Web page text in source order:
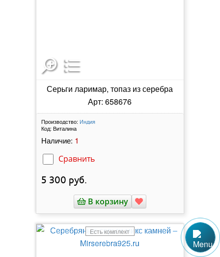
Серьги ларимар, топаз из серебра
Арт: 658676
Производство: Индия
Код: Виталина
Наличие: 1
Сравнить
5 300 руб.
В корзину
Есть комплект